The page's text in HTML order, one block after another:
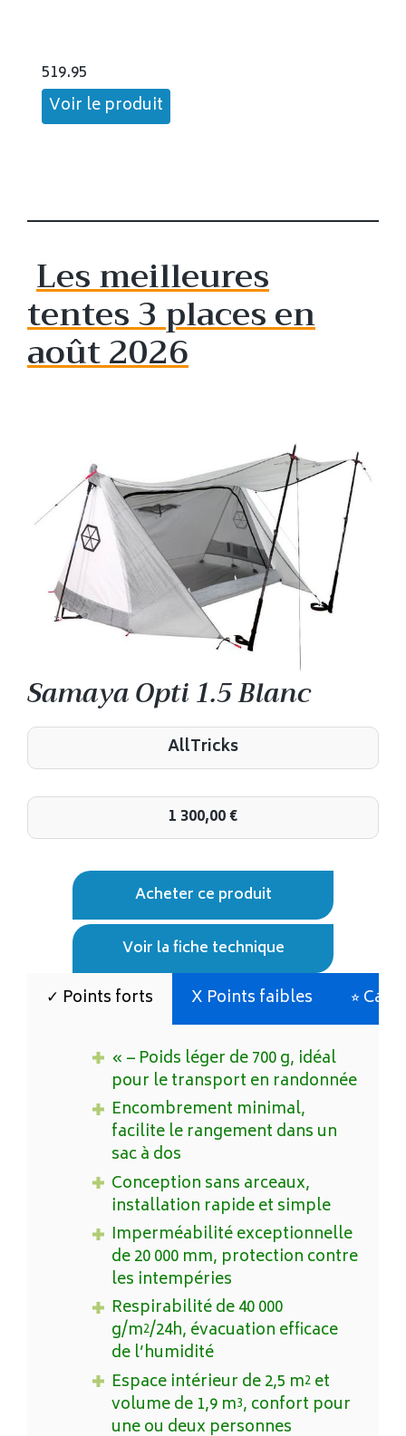
519.95
Voir le produit
Les meilleures
tentes 3 places en
août 2026
Samaya Opti 1.5 Blanc
AllTricks
1 300,00€
Acheter ce produit
Voir la fiche technique
✓ Points forts X Points faibles ⭐︎
« – Poids léger de 700 g, idéal
pour le transport en randonnée
Encombrement minimal,
facilite le rangement dans un
sac à dos
Conception sans arceaux,
installation rapide et simple
Imperméabilité exceptionnelle
de 20 000 mm, protection contre
les intempéries
Respirabilité de 40 000
g/m²/24h, évacuation efficace
de l’humidité
Espace intérieur de 2,5 m² et
volume de 1,9 m³, confort pour
une ou deux personnes